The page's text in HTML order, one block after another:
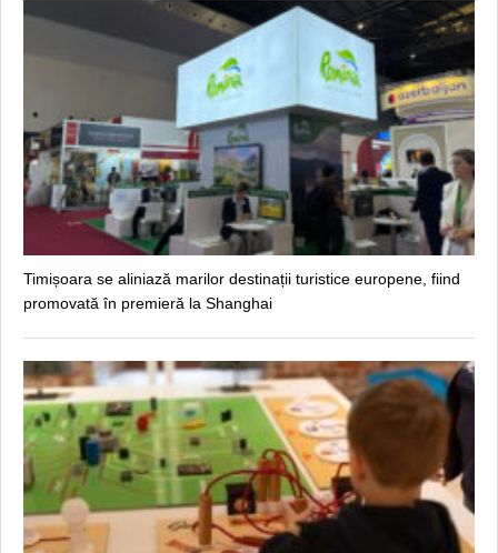
Timișoara se aliniază marilor destinații turistice europene, fiind
promovată în premieră la Shanghai